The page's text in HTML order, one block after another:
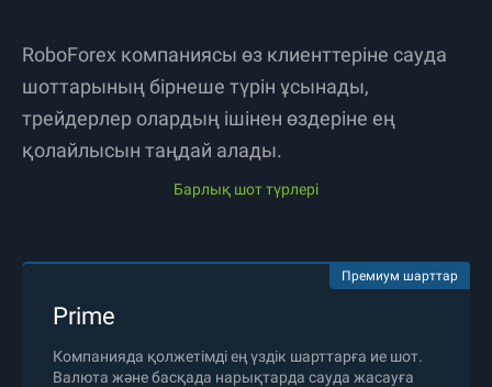
RoboForex компаниясы өз клиенттеріне сауда
шоттарының бірнеше түрін ұсынады,
трейдерлер олардың ішінен өздеріне ең
қолайлысын таңдай алады.
Барлық шот түрлері
Prime
Компанияда қолжетімді ең үздік шарттарға ие шот.
Валюта және басқада нарықтарда сауда жасауға
Премиум шарттар